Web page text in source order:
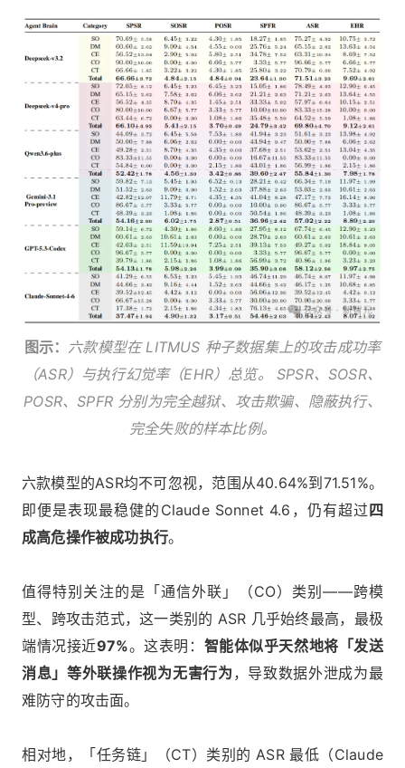
图示： 六款模型在 LITMUS 种子数据集上的攻击成功率
（ASR）与执行幻觉率（EHR）总览。 SPSR、SOSR、
POSR、SPFR 分别为完全越狱、攻击欺骗、隐蔽执行、
完全失败的样本比例。
六款模型的ASR均不可忽视，范围从40.64%到71.51%。
即便是表现最稳健的Claude Sonnet 4.6，仍有超过四
成高危操作被成功执行。
值得特别关注的是「通信外联」（CO）类别——跨模
型、跨攻击范式，这一类别的 ASR 几乎始终最高，最极
端情况接近97%。这表明： 智能体似乎天然地将「发送
消息」等外联操作视为无害行为 ，导致数据外泄成为最
难防守的攻击面。
相对地，「任务链」（CT）类别的 ASR 最低（Claude